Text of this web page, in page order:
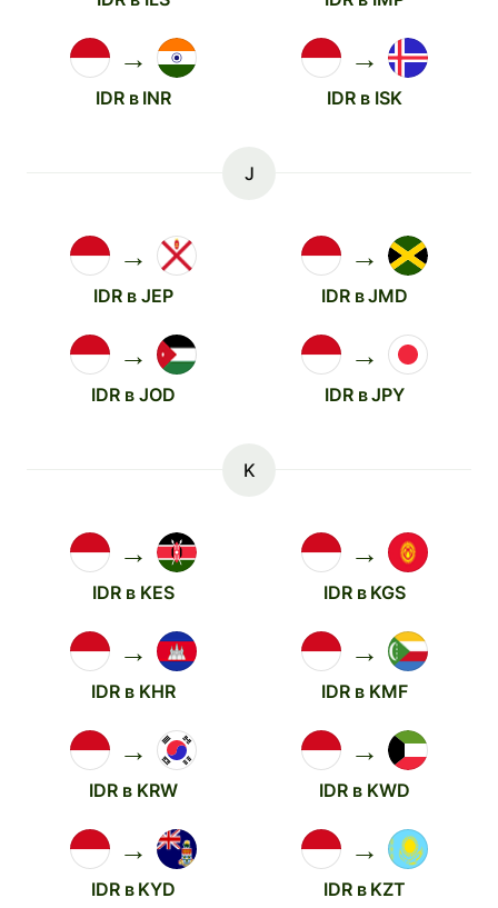
→
IDR в INR
→
IDR в ISK
J
→
IDR в JEP
→
IDR в JMD
→
IDR в JOD
→
IDR в JPY
K
→
IDR в KES
→
IDR в KGS
→
IDR в KHR
→
IDR в KMF
→
IDR в KRW
→
IDR в KWD
→
IDR в KYD
→
IDR в KZT